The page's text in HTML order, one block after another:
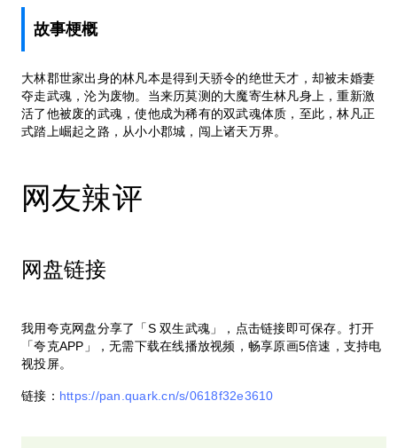
故事梗概
大林郡世家出身的林凡本是得到天骄令的绝世天才，却被未婚妻
夺走武魂，沦为废物。当来历莫测的大魔寄生林凡身上，重新激
活了他被废的武魂，使他成为稀有的双武魂体质，至此，林凡正
式踏上崛起之路，从小小郡城，闯上诸天万界。
网友辣评
网盘链接
我用夸克网盘分享了「S 双生武魂」，点击链接即可保存。打开
「夸克APP」，无需下载在线播放视频，畅享原画5倍速，支持电
视投屏。
链接： https://pan.quark.cn/s/0618f32e3610